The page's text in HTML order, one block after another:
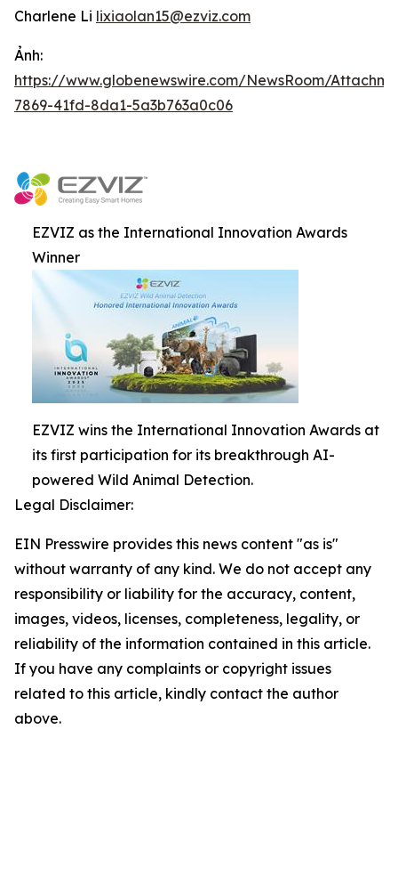
Charlene Li lixiaolan15@ezviz.com
Ảnh:
https://www.globenewswire.com/NewsRoom/
7869-41fd-8da1-5a3b763a0c06
EZVIZ as the International Innovation Awards
Winner
EZVIZ wins the International Innovation Awards at
its first participation for its breakthrough AI-
powered Wild Animal Detection.
Legal Disclaimer:
EIN Presswire provides this news content "as is"
without warranty of any kind. We do not accept any
responsibility or liability for the accuracy, content,
images, videos, licenses, completeness, legality, or
reliability of the information contained in this article.
If you have any complaints or copyright issues
related to this article, kindly contact the author
above.